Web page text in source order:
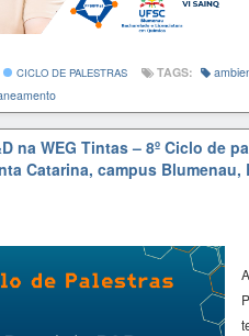
CICLO DE PALESTRAS TAGS:
na WEG Tintas – 8º Ciclo de
Catarina, campus Blumenau,